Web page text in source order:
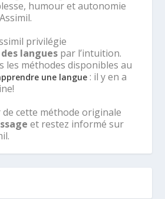
humour et autonomie
privilégie
langues par l’intuition.
les méthodes disponibles au
une langue : il y en a
cette méthode originale
et restez informé sur